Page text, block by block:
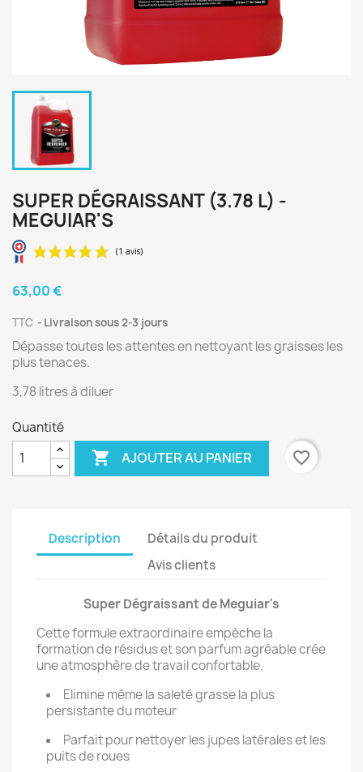
SUPER DÉGRAISSANT (3.78 L) -
MEGUIAR'S
63,00 €
TTC Livraison sous 2-3 jours
Dépasse toutes les attentes en nettoyant les graisses les
plus tenaces.
3,78 litres à diluer
Quantité
 AJOUTER AU PANIER favorite_border
Description
Détails du produit
Avis clients
Super Dégraissant de Meguiar's
Cette formule extraordinaire empêche la
formation de résidus et son parfum agréable crée
une atmosphère de travail confortable.
Elimine même la saleté grasse la plus
persistante du moteur
Parfait pour nettoyer les jupes latérales et les
puits de roues